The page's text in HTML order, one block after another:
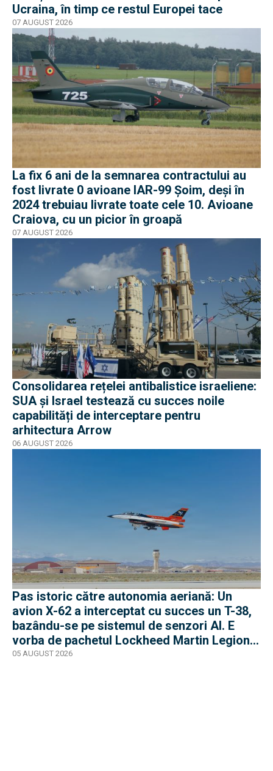
Ucraina, în timp ce restul Europei tace
07 AUGUST 2026
La fix 6 ani de la semnarea contractului au
fost livrate 0 avioane IAR-99 Șoim, deși în
2024 trebuiau livrate toate cele 10. Avioane
Craiova, cu un picior în groapă
07 AUGUST 2026
Consolidarea rețelei antibalistice israeliene:
SUA și Israel testează cu succes noile
capabilități de interceptare pentru
arhitectura Arrow
06 AUGUST 2026
Pas istoric către autonomia aeriană: Un
avion X-62 a interceptat cu succes un T-38,
bazându-se pe sistemul de senzori AI. E
vorba de pachetul Lockheed Martin Legion
Pod
05 AUGUST 2026